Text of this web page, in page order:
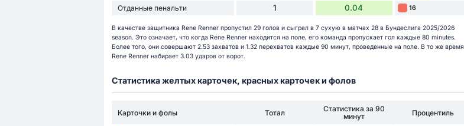
Отданные пенальти 1 0.04 16
В качестве защитника Rene Renner пропустил 29 голов и сыграл в 7 сухую в матчах 28 в Бундеслига 2025/2026
season. Это означает, что когда Rene Renner находится на поле, его команда пропускает гол каждые 80 minutes.
Более того, они совершают 2.53 захватов и 1.32 перехватов каждые 90 минут, проведенные на поле. В то же время
Rene Renner набирает 3.03 ударов от ворот.
Статистика желтых карточек, красных карточек и фолов
Карточки и фолы Тотал
Статистика за 90
минут
Процентиль